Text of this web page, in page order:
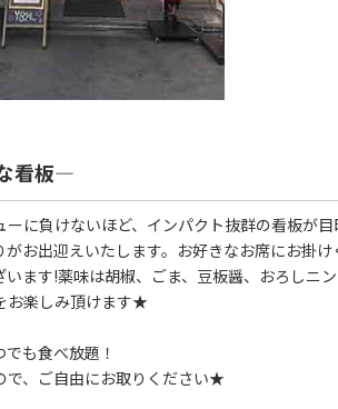
看板―
に負けないほど、インパクト抜群の看板が目
お出迎えいたします。お好きなお席にお掛
います!薬味は胡椒、ごま、豆板醤、おろしニ
お楽しみ頂けます★
も食べ放題！
で、ご自由にお取りください★